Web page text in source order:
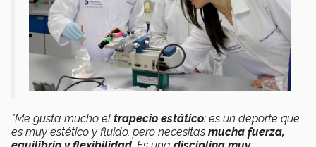
"Me gusta mucho el trapecio estático: es un deporte que
es muy estético y fluido, pero necesitas mucha fuerza,